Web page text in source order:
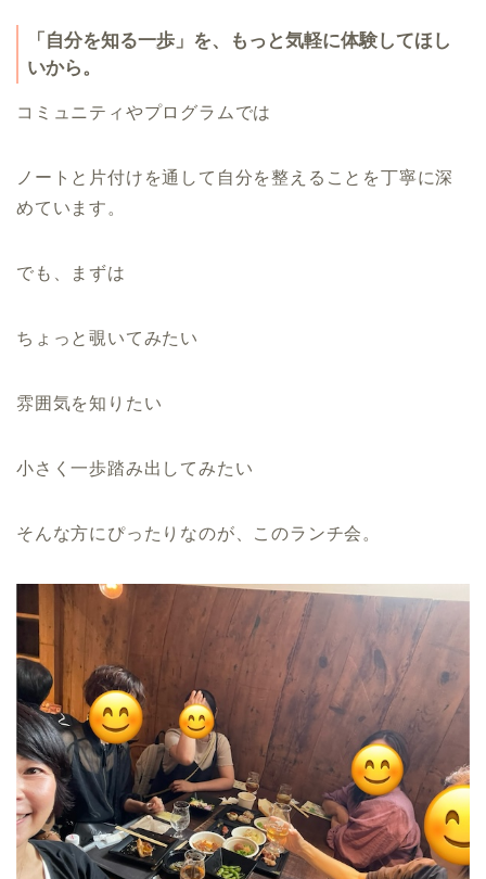
「自分を知る一歩」を、もっと気軽に体験してほし
いから。
コミュニティやプログラムでは
ノートと片付けを通して自分を整えることを丁寧に深
めています。
でも、まずは
ちょっと覗いてみたい
雰囲気を知りたい
小さく一歩踏み出してみたい
そんな方にぴったりなのが、このランチ会。